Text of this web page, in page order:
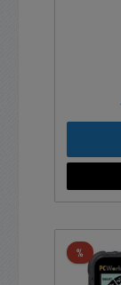
%Rabatt